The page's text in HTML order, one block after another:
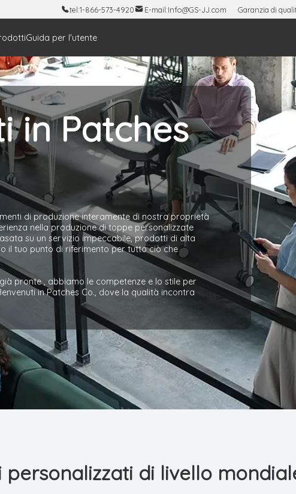
tel:1-866-573-4920 E-mail:Info@GS-JJ.com Garanzia di
Guida per l'utente
in Patches
di produzione interamente di nostra proprietà
nella produzione di toppe personalizzate
su un servizio impeccabile, prodotti di alta
il tuo punto di riferimento per tutto ciò che
pronte , abbiamo le competenze e lo stile per
in Patches Co., dove la qualità incontra
di livello